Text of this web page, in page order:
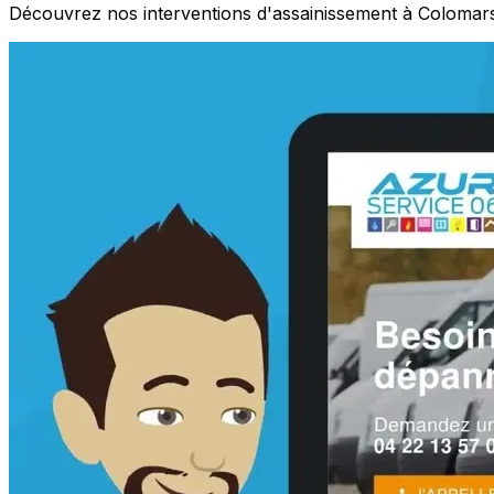
Découvrez nos interventions d'assainissement à